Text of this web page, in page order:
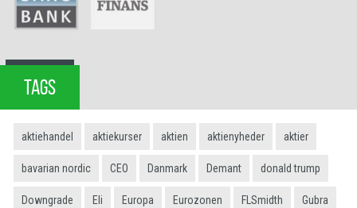
TAGS
aktiehandel aktiekurser aktien aktienyheder aktier
bavarian nordic CEO Danmark Demant donald trump
Downgrade Eli Europa Eurozonen FLSmidth Gubra